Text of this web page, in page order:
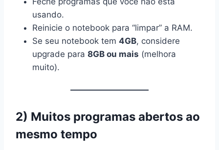
usando.
Reinicie o notebook para “limpar” a RAM.
Se seu notebook tem 4GB, considere
upgrade para 8GB ou mais (melhora
muito).
2) Muitos programas abertos ao
mesmo tempo